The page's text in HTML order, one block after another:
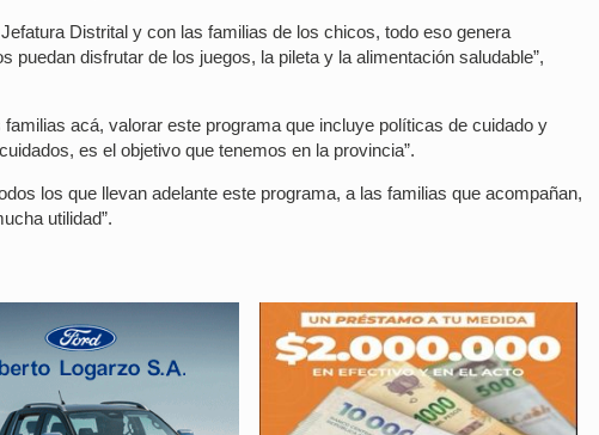
Distrital y con las familias de los chicos, todo eso genera
puedan disfrutar de los juegos, la pileta y la alimentación saludable”,
acá, valorar este programa que incluye políticas de cuidado y
es el objetivo que tenemos en la provincia”.
los que llevan adelante este programa, a las familias que acompañan,
utilidad”.